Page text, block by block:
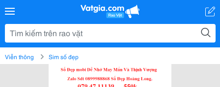
Viễn thông Sim số đẹp